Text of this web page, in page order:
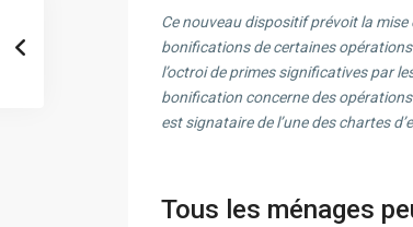
Ce nouveau dispositif prévoit la mise
bonifications de certaines
l’octroi de primes significatives par
bonification concerne des opérations
est signataire de l’une des chartes
Tous les ménages